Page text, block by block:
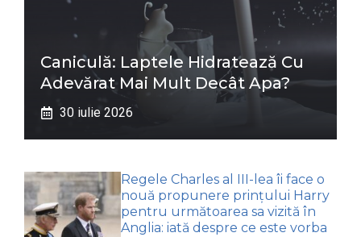
Caniculă: Laptele Hidratează Cu
Adevărat Mai Mult Decât Apa?
30 iulie 2026
Regele Charles al III-lea îi face o
nouă propunere prințului Harry
pentru următoarea sa vizită în
Anglia: iată despre ce este vorba